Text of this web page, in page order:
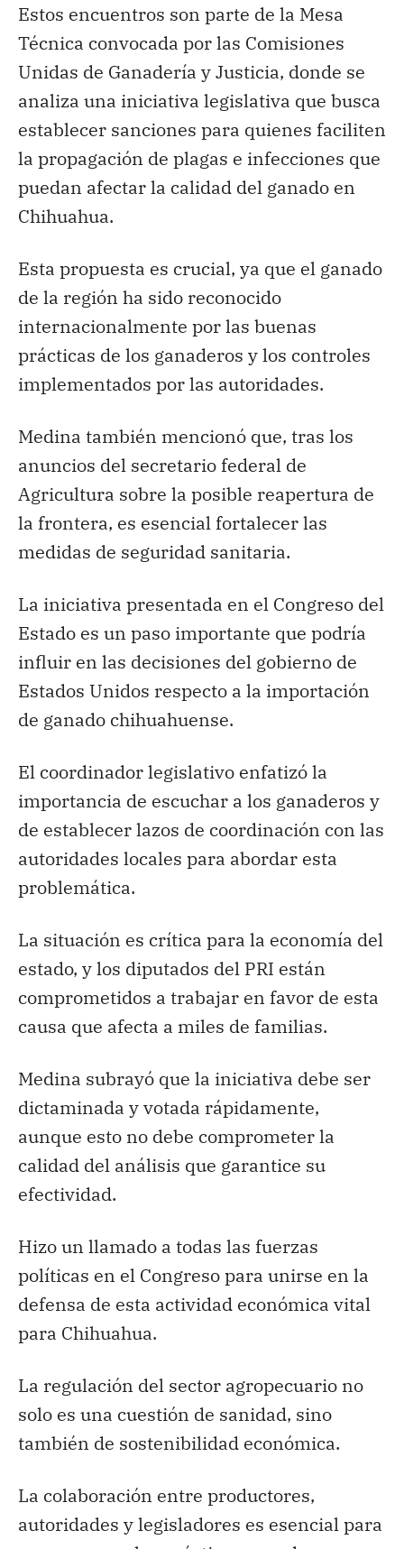
Estos encuentros son parte de la Mesa
Técnica convocada por las Comisiones
Unidas de Ganadería y Justicia, donde se
analiza una iniciativa legislativa que busca
establecer sanciones para quienes faciliten
la propagación de plagas e infecciones que
puedan afectar la calidad del ganado en
Chihuahua.
Esta propuesta es crucial, ya que el ganado
de la región ha sido reconocido
internacionalmente por las buenas
prácticas de los ganaderos y los controles
implementados por las autoridades.
Medina también mencionó que, tras los
anuncios del secretario federal de
Agricultura sobre la posible reapertura de
la frontera, es esencial fortalecer las
medidas de seguridad sanitaria.
La iniciativa presentada en el Congreso del
Estado es un paso importante que podría
influir en las decisiones del gobierno de
Estados Unidos respecto a la importación
de ganado chihuahuense.
El coordinador legislativo enfatizó la
importancia de escuchar a los ganaderos y
de establecer lazos de coordinación con las
autoridades locales para abordar esta
problemática.
La situación es crítica para la economía del
estado, y los diputados del PRI están
comprometidos a trabajar en favor de esta
causa que afecta a miles de familias.
Medina subrayó que la iniciativa debe ser
dictaminada y votada rápidamente,
aunque esto no debe comprometer la
calidad del análisis que garantice su
efectividad.
Hizo un llamado a todas las fuerzas
políticas en el Congreso para unirse en la
defensa de esta actividad económica vital
para Chihuahua.
La regulación del sector agropecuario no
solo es una cuestión de sanidad, sino
también de sostenibilidad económica.
La colaboración entre productores,
autoridades y legisladores es esencial para